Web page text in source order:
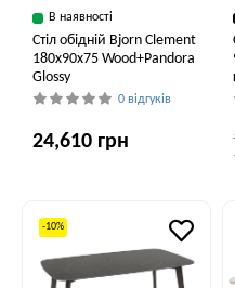
В наявності
Стіл обідній Bjorn Clement
180х90х75 Wood+Pandora
Glossy
0 відгуків
24,610 грн
-10%